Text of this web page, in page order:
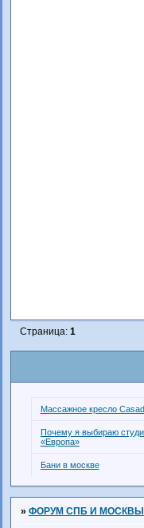
Страница: 1
Массажное кресло
Почему я выбираю
«Европа»
Бани в москве
» ФОРУМ СПБ И МОСКВЫ